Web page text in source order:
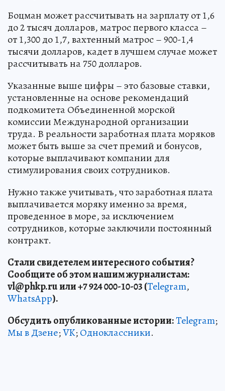
Боцман может рассчитывать на зарплату от 1,6
до 2 тысяч долларов, матрос первого класса –
от 1,300 до 1,7, вахтенный матрос – 900-1,4
тысячи долларов, кадет в лучшем случае может
рассчитывать на 750 долларов.
Указанные выше цифры – это базовые ставки,
установленные на основе рекомендаций
подкомитета Объединенной морской
комиссии Международной организации
труда. В реальности заработная плата моряков
может быть выше за счет премий и бонусов,
которые выплачивают компании для
стимулирования своих сотрудников.
Нужно также учитывать, что заработная плата
выплачивается моряку именно за время,
проведенное в море, за исключением
сотрудников, которые заключили постоянный
контракт.
Стали свидетелем интересного события?
Сообщите об этом нашим журналистам:
vl@phkp.ruили +7 924 000-10-03 (Telegram,
WhatsApp).
Обсудить опубликованные истории:Telegram;
Мы в Дзене;VK;Одноклассники.